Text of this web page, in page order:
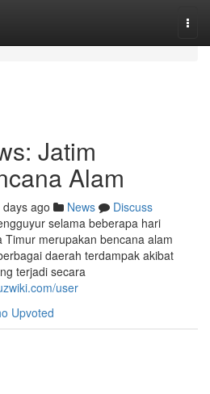
Jatim
Alam
ago News
Discuss
selama beberapa hari
merupakan bencana alam
daerah terdampak akibat
terjadi secara
user
Upvoted